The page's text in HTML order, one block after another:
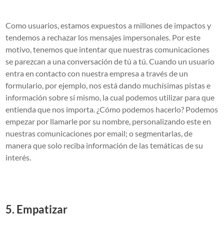
Como usuarios, estamos expuestos a millones de impactos y
tendemos a rechazar los mensajes impersonales. Por este
motivo, tenemos que intentar que nuestras comunicaciones
se parezcan a una conversación de tú a tú. Cuando un usuario
entra en contacto con nuestra empresa a través de un
formulario, por ejemplo, nos está dando muchísimas pistas e
información sobre sí mismo, la cual podemos utilizar para que
entienda que nos importa. ¿Cómo podemos hacerlo? Podemos
empezar por llamarle por su nombre, personalizando este en
nuestras comunicaciones por email; o segmentarlas, de
manera que solo reciba información de las temáticas de su
interés.
5. Empatizar